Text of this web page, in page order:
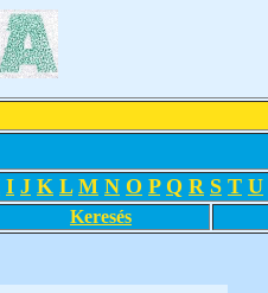
I J K L M N O P Q R S T U
Keresés